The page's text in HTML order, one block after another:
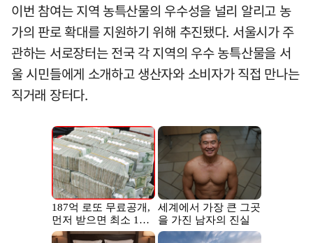
이번 참여는 지역 농특산물의 우수성을 널리 알리고 농
가의 판로 확대를 지원하기 위해 추진됐다. 서울시가 주
관하는 서로장터는 전국 각 지역의 우수 농특산물을 서
울 시민들에게 소개하고 생산자와 소비자가 직접 만나는
직거래 장터다.